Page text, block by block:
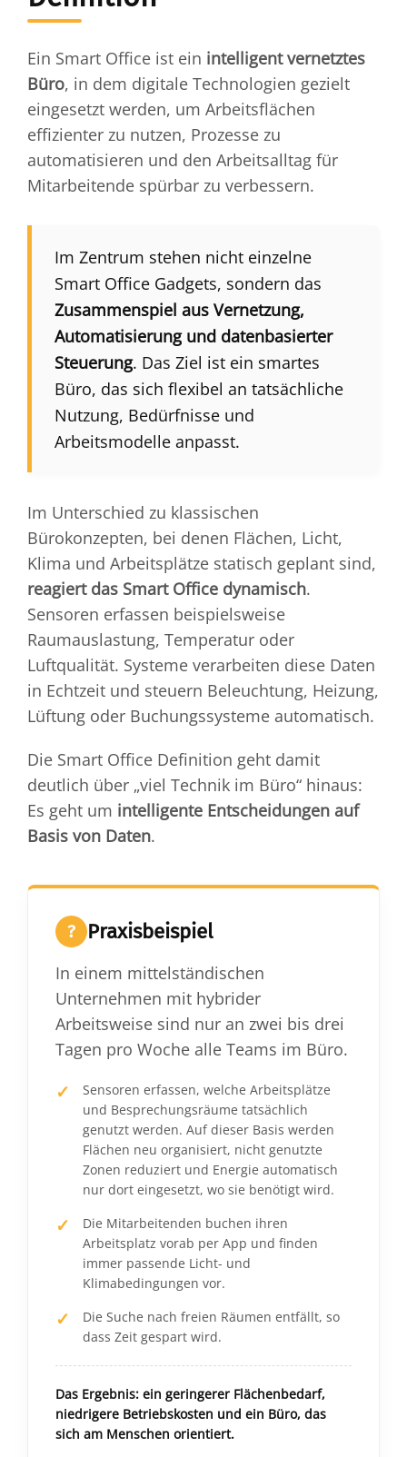
Ein Smart Office ist ein intelligent vernetztes
Büro, in dem digitale Technologien gezielt
eingesetzt werden, um Arbeitsflächen
effizienter zu nutzen, Prozesse zu
automatisieren und den Arbeitsalltag für
Mitarbeitende spürbar zu verbessern.
Im Zentrum stehen nicht einzelne
Smart Office Gadgets, sondern das
Zusammenspiel aus Vernetzung,
Automatisierung und datenbasierter
Steuerung. Das Ziel ist ein smartes
Büro, das sich flexibel an tatsächliche
Nutzung, Bedürfnisse und
Arbeitsmodelle anpasst.
Im Unterschied zu klassischen
Bürokonzepten, bei denen Flächen, Licht,
Klima und Arbeitsplätze statisch geplant sind,
reagiert das Smart Office dynamisch.
Sensoren erfassen beispielsweise
Raumauslastung, Temperatur oder
Luftqualität. Systeme verarbeiten diese Daten
in Echtzeit und steuern Beleuchtung, Heizung,
Lüftung oder Buchungssysteme automatisch.
Die Smart Office Definition geht damit
deutlich über „viel Technik im Büro“ hinaus:
Es geht um intelligente Entscheidungen auf
Basis von Daten.
? Praxisbeispiel
In einem mittelständischen
Unternehmen mit hybrider
Arbeitsweise sind nur an zwei bis drei
Tagen pro Woche alle Teams im Büro.
Sensoren erfassen, welche Arbeitsplätze
und Besprechungsräume tatsächlich
genutzt werden. Auf dieser Basis werden
Flächen neu organisiert, nicht genutzte
Zonen reduziert und Energie automatisch
nur dort eingesetzt, wo sie benötigt wird.
Die Mitarbeitenden buchen ihren
Arbeitsplatz vorab per App und finden
immer passende Licht- und
Klimabedingungen vor.
Die Suche nach freien Räumen entfällt, so
dass Zeit gespart wird.
Das Ergebnis: ein geringerer Flächenbedarf,
niedrigere Betriebskosten und ein Büro, das
sich am Menschen orientiert.